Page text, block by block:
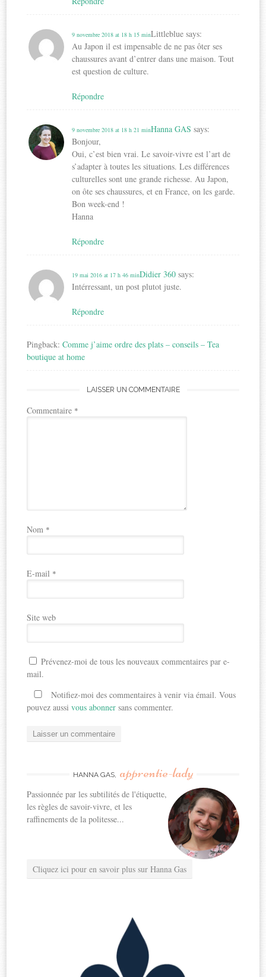
Littleblue says:
9 novembre 2018 at 18 h 15 min
Au Japon il est impensable de ne pas ôter ses
chaussures avant d’entrer dans une maison. Tout
est question de culture.
Répondre
Hanna GAS says:
9 novembre 2018 at 18 h 21 min
Bonjour,
Oui, c’est bien vrai. Le savoir-vivre est l’art de
s’adapter à toutes les situations. Les différences
culturelles sont une grande richesse. Au Japon,
on ôte ses chaussures, et en France, on les garde.
Bon week-end !
Hanna
Répondre
Didier 360 says:
19 mai 2016 at 17 h 46 min
Intérressant, un post plutot juste.
Répondre
Pingback:Comme j’aime ordre des plats – conseils – Tea
boutique at home
LAISSER UN COMMENTAIRE
Commentaire *
Nom *
E-mail *
Site web
Prévenez-moi de tous les nouveaux commentaires par e-
mail.
Notifiez-moi des commentaires à venir via émail. Vous
pouvez aussivous abonner sans commenter.
HANNA GAS, apprentie-lady
Passionnée par les subtilités de l'étiquette,
les règles de savoir-vivre, et les
raffinements de la politesse...
Cliquez ici pour en savoir plus sur Hanna Gas